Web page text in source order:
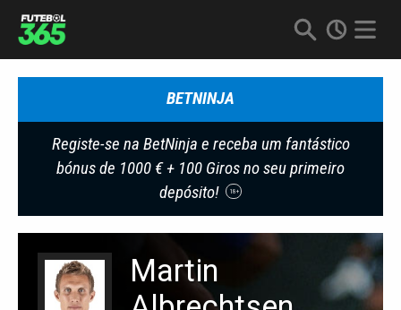
BETNINJA
Registe-se na BetNinja e receba um fantástico
bónus de 1000 € + 100 Giros no seu primeiro
depósito!
18+
Martin